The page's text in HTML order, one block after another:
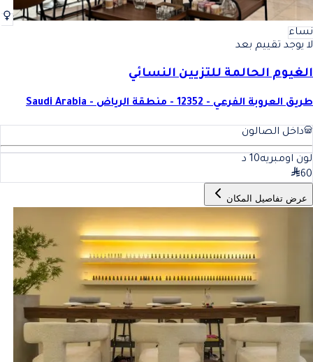
نساء
لا يوجد تقييم بعد
الغيوم الحالمة للتزيين النسائي
طريق العروبة الفرعي - 12352 - منطقة الرياض - Saudi Arabia
داخل الصالون
لون اومبريه10 د
60
عرض تفاصيل المكان